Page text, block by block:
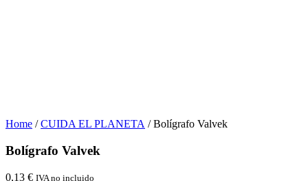
Home /CUIDA EL PLANETA / Bolígrafo Valvek
Bolígrafo Valvek
0,13 € IVA no incluido